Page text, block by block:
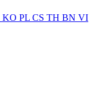
KO PL CS TH BN VI